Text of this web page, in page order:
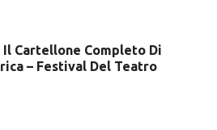
Il Cartellone Completo Di
– Festival Del Teatro